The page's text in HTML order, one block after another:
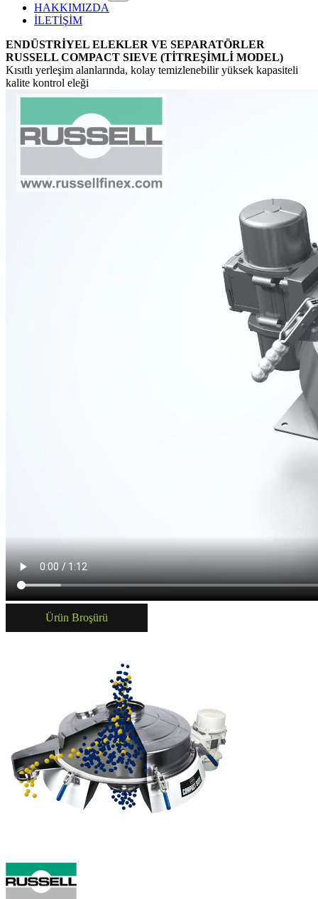
HAKKIMIZDA
İLETİŞİM
ENDÜSTRİYEL ELEKLER VE SEPARATÖRLER
RUSSELL COMPACT SIEVE (TİTREŞİMLİ MODEL)
Kısıtlı yerleşim alanlarında, kolay temizlenebilir yüksek kapasiteli
kalite kontrol eleği
Ürün Broşürü